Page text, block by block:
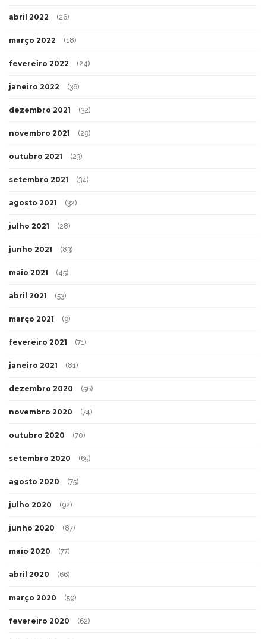
abril 2022 (26)
março 2022 (18)
fevereiro 2022 (24)
janeiro 2022 (36)
dezembro 2021 (32)
novembro 2021 (29)
outubro 2021 (23)
setembro 2021 (34)
agosto 2021 (32)
julho 2021 (28)
junho 2021 (83)
maio 2021 (45)
abril 2021 (53)
março 2021 (9)
fevereiro 2021 (71)
janeiro 2021 (81)
dezembro 2020 (56)
novembro 2020 (74)
outubro 2020 (70)
setembro 2020 (65)
agosto 2020 (75)
julho 2020 (92)
junho 2020 (87)
maio 2020 (77)
abril 2020 (66)
março 2020 (59)
fevereiro 2020 (62)